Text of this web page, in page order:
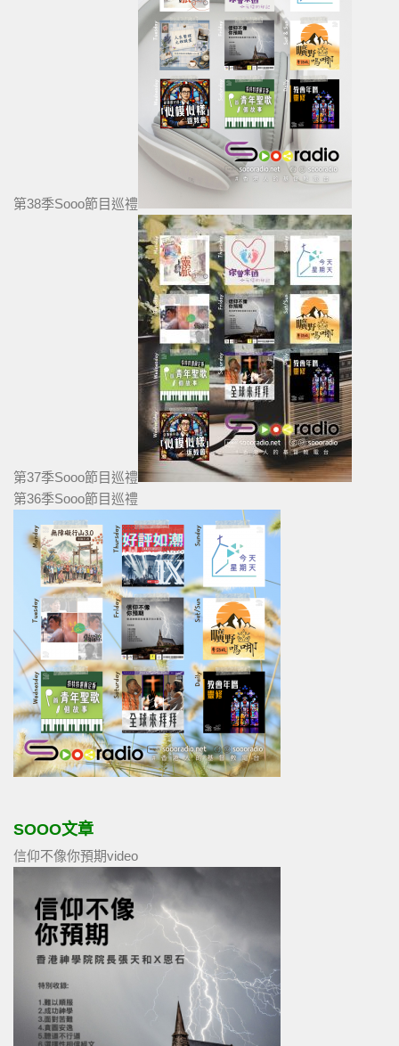
第38季Sooo節目巡禮
第37季Sooo節目巡禮
第36季Sooo節目巡禮
SOOO文章
信仰不像你預期video